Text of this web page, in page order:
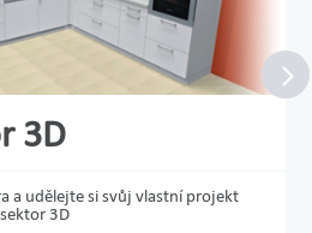
3D
a udělejte si svůj vlastní projekt
3D